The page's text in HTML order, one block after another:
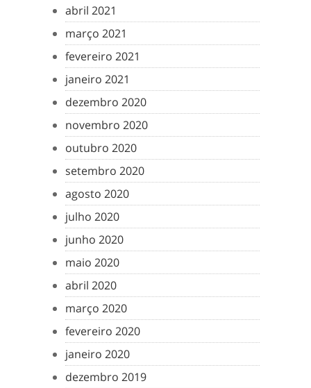
abril 2021
março 2021
fevereiro 2021
janeiro 2021
dezembro 2020
novembro 2020
outubro 2020
setembro 2020
agosto 2020
julho 2020
junho 2020
maio 2020
abril 2020
março 2020
fevereiro 2020
janeiro 2020
dezembro 2019